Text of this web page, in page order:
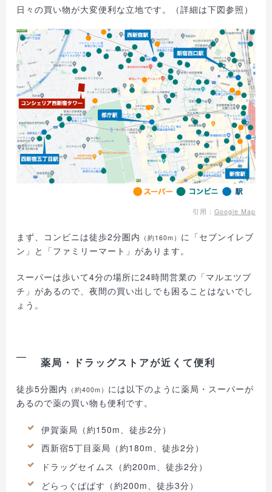
日々の買い物が大変便利な立地です。（詳細は下図参照）
引用： Google Map
まず、コンビニは徒歩2分圏内 （約160m） に「セブンイレブ
ン」と「ファミリーマート」があります。
スーパーは歩いて4分の場所に24時間営業の「マルエツプ
チ」があるので、夜間の買い出しでも困ることはないでし
ょう。
薬局・ドラッグストアが近くて便利
徒歩5分圏内 （約400m） には以下のように薬局・スーパーが
あるので薬の買い物も便利です。
伊賀薬局（約150m、徒歩2分）
西新宿5丁目薬局（約180m、徒歩2分）
ドラッグセイムス（約200m、徒歩2分）
どらっぐぱぱす（約200m、徒歩3分）